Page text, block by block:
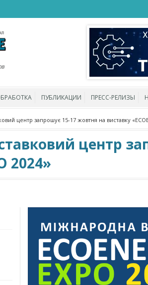
ПУБЛИКАЦИИ ПРЕСС-РЕЛИЗЫ
центр запрошує 15-17 жовтня на виставку
центр
2024»